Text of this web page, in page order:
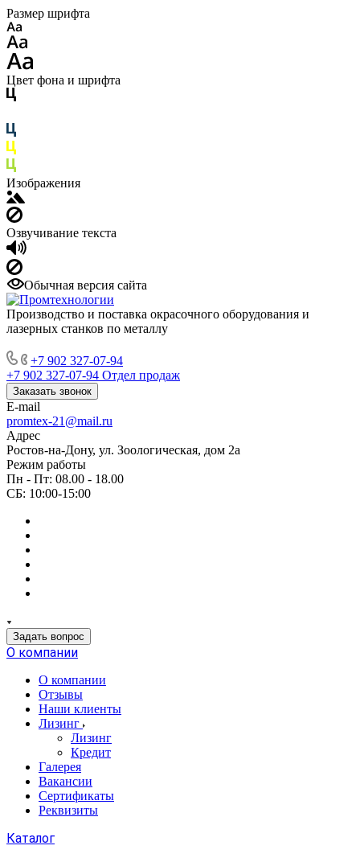
Размер шрифта
Цвет фона и шрифта
Изображения
Озвучивание текста
Обычная версия сайта
Производство и поставка окрасочного оборудования и
лазерных станков по металлу
+7 902 327-07-94
+7 902 327-07-94 Отдел продаж
Заказать звонок
E-mail
promtex-21@mail.ru
Адрес
Ростов-на-Дону, ул. Зоологическая, дом 2а
Режим работы
Пн - Пт: 08.00 - 18.00
СБ: 10:00-15:00
Задать вопрос
О компании
О компании
Отзывы
Наши клиенты
Лизинг
Лизинг
Кредит
Галерея
Вакансии
Сертификаты
Реквизиты
Каталог